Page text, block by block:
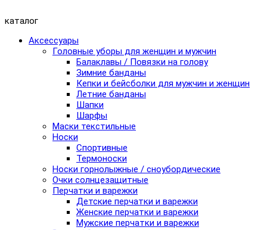
каталог
Аксессуары
Головные уборы для женщин и мужчин
Балаклавы / Повязки на голову
Зимние банданы
Кепки и бейсболки для мужчин и женщин
Летние банданы
Шапки
Шарфы
Маски текстильные
Носки
Спортивные
Термоноски
Носки горнолыжные / сноубордические
Очки солнцезащитные
Перчатки и варежки
Детские перчатки и варежки
Женские перчатки и варежки
Мужские перчатки и варежки